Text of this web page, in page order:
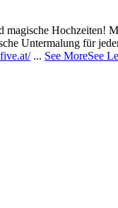
magische Hochzeiten!
Untermalung für
... See MoreSee